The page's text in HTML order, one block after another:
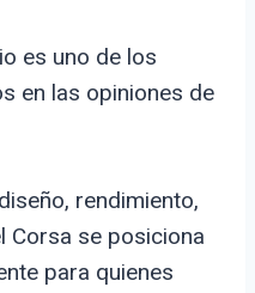
es uno de los
en las opiniones de
rendimiento,
Corsa se posiciona
para quienes